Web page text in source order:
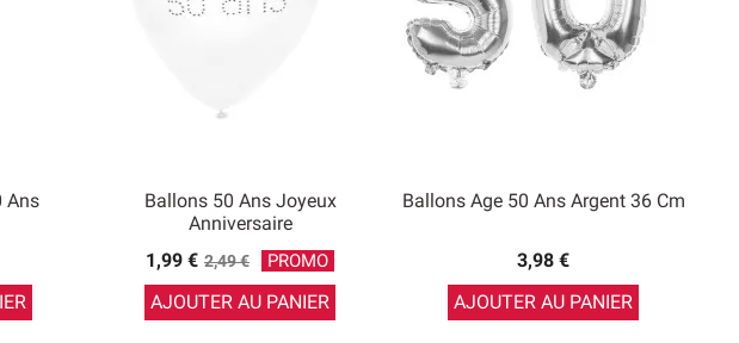
Ans
Ballons 50 Ans Joyeux
Anniversaire
1,99 €Prix
de
base
2,49 € PROMO
AJOUTER AU PANIER
Ballons Age 50 Ans Argent 36 Cm
3,98 €
AJOUTER AU PANIER